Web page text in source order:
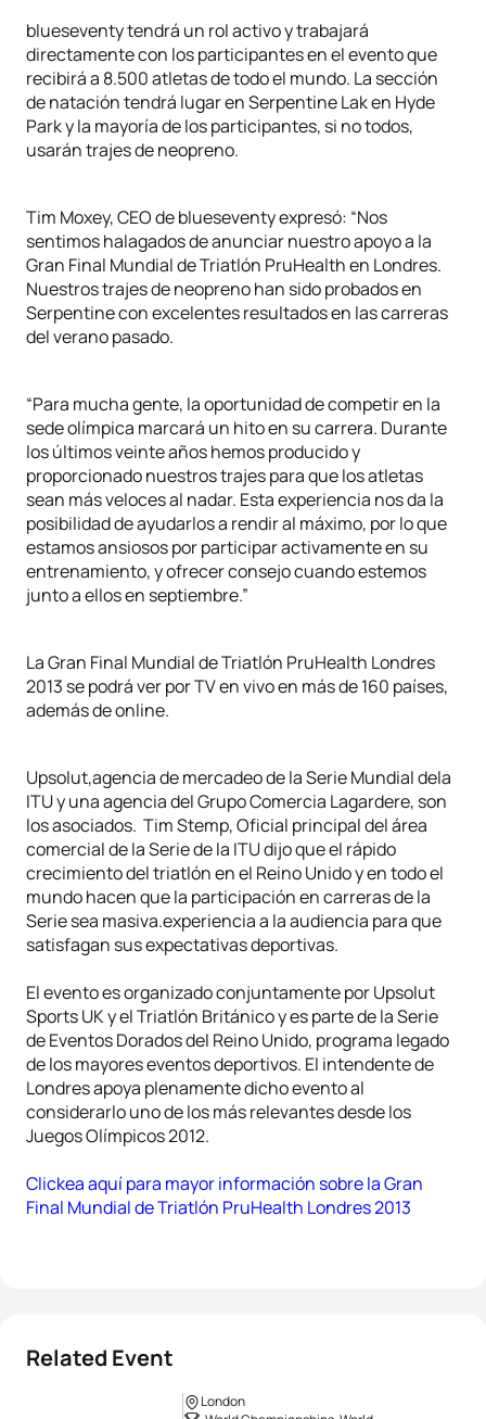
blueseventy tendrá un rol activo y trabajará
directamente con los participantes en el evento que
recibirá a 8.500 atletas de todo el mundo. La sección
de natación tendrá lugar en Serpentine Lak en Hyde
Park y la mayoría de los participantes, si no todos,
usarán trajes de neopreno.
Tim Moxey, CEO de blueseventy expresó: “Nos
sentimos halagados de anunciar nuestro apoyo a la
Gran Final Mundial de Triatlón PruHealth en Londres.
Nuestros trajes de neopreno han sido probados en
Serpentine con excelentes resultados en las carreras
del verano pasado.
“Para mucha gente, la oportunidad de competir en la
sede olímpica marcará un hito en su carrera. Durante
los últimos veinte años hemos producido y
proporcionado nuestros trajes para que los atletas
sean más veloces al nadar. Esta experiencia nos da la
posibilidad de ayudarlos a rendir al máximo, por lo que
estamos ansiosos por participar activamente en su
entrenamiento, y ofrecer consejo cuando estemos
junto a ellos en septiembre.”
La Gran Final Mundial de Triatlón PruHealth Londres
2013 se podrá ver por TV en vivo en más de 160 países,
además de online.
Upsolut,agencia de mercadeo de la Serie Mundial dela
ITU y una agencia del Grupo Comercia Lagardere, son
los asociados. Tim Stemp, Oficial principal del área
comercial de la Serie de la ITU dijo que el rápido
crecimiento del triatlón en el Reino Unido y en todo el
mundo hacen que la participación en carreras de la
Serie sea masiva.experiencia a la audiencia para que
satisfagan sus expectativas deportivas.
El evento es organizado conjuntamente por Upsolut
Sports UK y el Triatlón Británico y es parte de la Serie
de Eventos Dorados del Reino Unido, programa legado
de los mayores eventos deportivos. El intendente de
Londres apoya plenamente dicho evento al
considerarlo uno de los más relevantes desde los
Juegos Olímpicos 2012.
Clickea aquí para mayor información sobre la Gran
Final Mundial de Triatlón PruHealth Londres 2013
Related Event
London